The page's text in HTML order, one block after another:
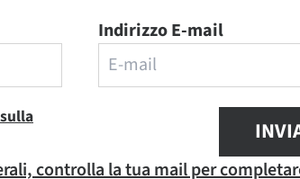
Indirizzo E-mail
controlla la tua mail per